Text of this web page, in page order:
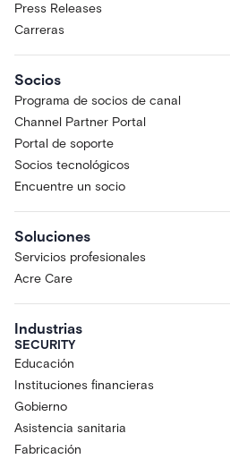
Press Releases
Carreras
Socios
Programa de socios de canal
Channel Partner Portal
Portal de soporte
Socios tecnológicos
Encuentre un socio
Soluciones
Servicios profesionales
Acre Care
Industrias
SECURITY
Educación
Instituciones financieras
Gobierno
Asistencia sanitaria
Fabricación